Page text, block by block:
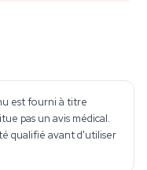
est fourni à titre
pas un avis médical.
qualifié avant d'utiliser